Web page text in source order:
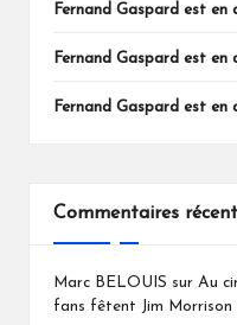
Fernand Gaspard est
Fernand Gaspard est
Fernand Gaspard est
Commentaires
Marc BELOUIS sur Au
fans fêtent Jim Morrison